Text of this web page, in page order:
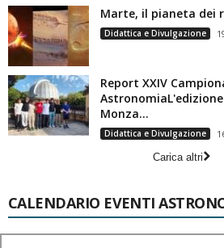
Marte, il pianeta dei
Didattica e Divulgazione
Report XXIV
Monza...
Didattica e Divulgazione
Carica altri
CALENDARIO EVENTI